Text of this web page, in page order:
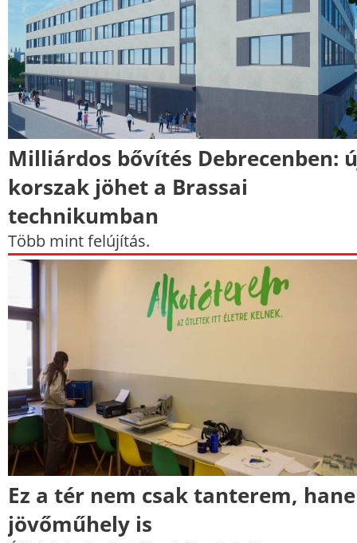
Milliárdos bővítés Debrecenben:
korszak jöhet a Brassai
technikumban
Több mint felújítás.
Ez a tér nem csak tanterem,
jövőműhely is